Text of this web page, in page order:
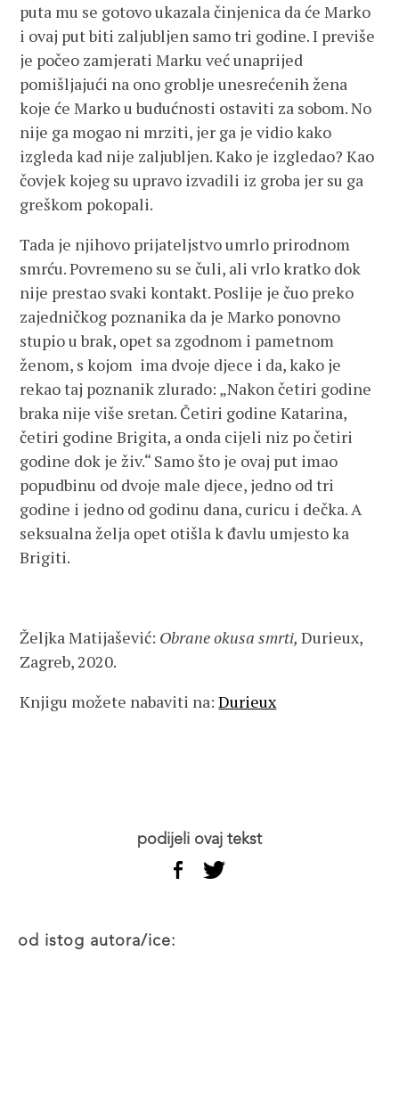
puta mu se gotovo ukazala činjenica da će Marko
i ovaj put biti zaljubljen samo tri godine. I previše
je počeo zamjerati Marku već unaprijed
pomišljajući na ono groblje unesrećenih žena
koje će Marko u budućnosti ostaviti za sobom. No
nije ga mogao ni mrziti, jer ga je vidio kako
izgleda kad nije zaljubljen. Kako je izgledao? Kao
čovjek kojeg su upravo izvadili iz groba jer su ga
greškom pokopali.
Tada je njihovo prijateljstvo umrlo prirodnom
smrću. Povremeno su se čuli, ali vrlo kratko dok
nije prestao svaki kontakt. Poslije je čuo preko
zajedničkog poznanika da je Marko ponovno
stupio u brak, opet sa zgodnom i pametnom
ženom, s kojom ima dvoje djece i da, kako je
rekao taj poznanik zlurado: „Nakon četiri godine
braka nije više sretan. Četiri godine Katarina,
četiri godine Brigita, a onda cijeli niz po četiri
godine dok je živ.“ Samo što je ovaj put imao
popudbinu od dvoje male djece, jedno od tri
godine i jedno od godinu dana, curicu i dečka. A
seksualna želja opet otišla k đavlu umjesto ka
Brigiti.
Željka Matijašević: Obrane okusa smrti,Durieux,
Zagreb, 2020.
Knjigu možete nabaviti na:Durieux
podijeli ovaj tekst
od istog autora/ice: